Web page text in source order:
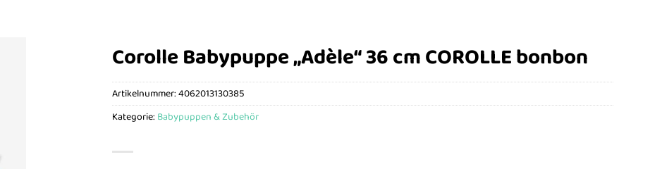
Corolle Babypuppe „Adèle“ 36 cm COROLLE bonbon
Artikelnummer:4062013130385
Kategorie: Babypuppen & Zubehör